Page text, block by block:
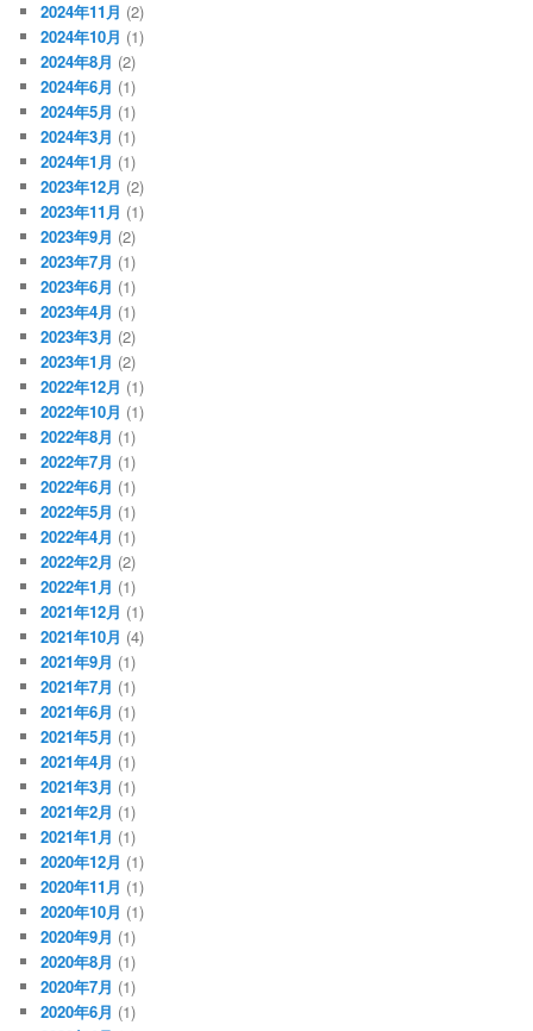
2024年11月 (2)
2024年10月 (1)
2024年8月 (2)
2024年6月 (1)
2024年5月 (1)
2024年3月 (1)
2024年1月 (1)
2023年12月 (2)
2023年11月 (1)
2023年9月 (2)
2023年7月 (1)
2023年6月 (1)
2023年4月 (1)
2023年3月 (2)
2023年1月 (2)
2022年12月 (1)
2022年10月 (1)
2022年8月 (1)
2022年7月 (1)
2022年6月 (1)
2022年5月 (1)
2022年4月 (1)
2022年2月 (2)
2022年1月 (1)
2021年12月 (1)
2021年10月 (4)
2021年9月 (1)
2021年7月 (1)
2021年6月 (1)
2021年5月 (1)
2021年4月 (1)
2021年3月 (1)
2021年2月 (1)
2021年1月 (1)
2020年12月 (1)
2020年11月 (1)
2020年10月 (1)
2020年9月 (1)
2020年8月 (1)
2020年7月 (1)
2020年6月 (1)